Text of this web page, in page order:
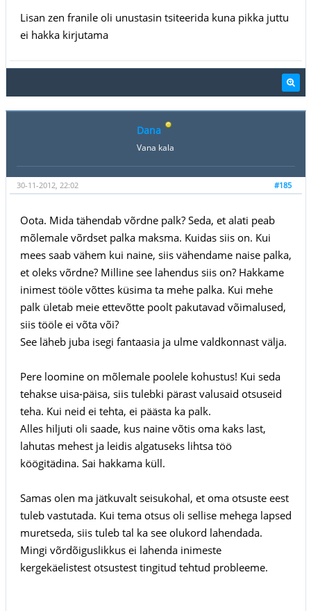
Lisan zen franile oli unustasin tsiteerida kuna pikka juttu
ei hakka kirjutama
Dana
Vana kala
#185
30-11-2012, 22:02
Oota. Mida tähendab võrdne palk? Seda, et alati peab
mõlemale võrdset palka maksma. Kuidas siis on. Kui
mees saab vähem kui naine, siis vähendame naise palka,
et oleks võrdne? Milline see lahendus siis on? Hakkame
inimest tööle võttes küsima ta mehe palka. Kui mehe
palk ületab meie ettevõtte poolt pakutavad võimalused,
siis tööle ei võta või?
See läheb juba isegi fantaasia ja ulme valdkonnast välja.
Pere loomine on mõlemale poolele kohustus! Kui seda
tehakse uisa-päisa, siis tulebki pärast valusaid otsuseid
teha. Kui neid ei tehta, ei päästa ka palk.
Alles hiljuti oli saade, kus naine võtis oma kaks last,
lahutas mehest ja leidis algatuseks lihtsa töö
köögitädina. Sai hakkama küll.
Samas olen ma jätkuvalt seisukohal, et oma otsuste eest
tuleb vastutada. Kui tema otsus oli sellise mehega lapsed
muretseda, siis tuleb tal ka see olukord lahendada.
Mingi võrdõiguslikkus ei lahenda inimeste
kergekäelistest otsustest tingitud tehtud probleeme.